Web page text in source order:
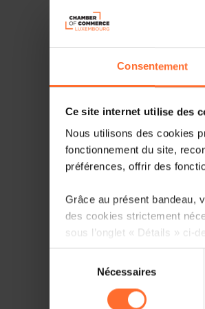
Consentement
Ce site internet utilise des
Nous utilisons des cookies
fonctionnement du site,
préférences, offrir des
Grâce au présent bandeau,
des cookies strictement
sous l’onglet « Détails » ci-
Il est précisé que la
cas de refus de tous les
consentement
Nécessaires